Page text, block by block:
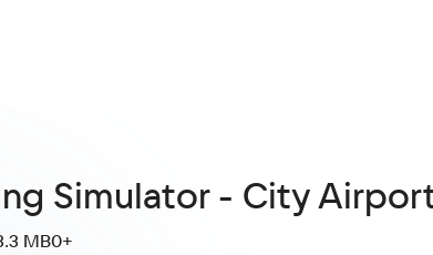
Simulator - City
MB0+